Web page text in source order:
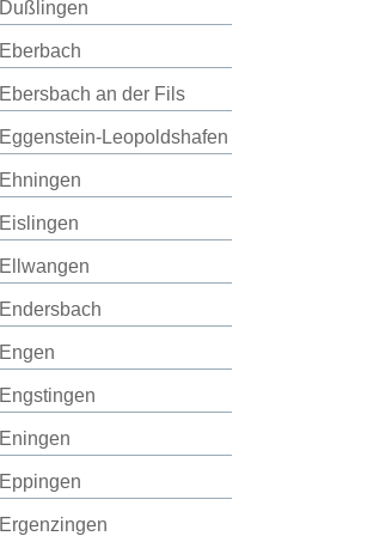
Dußlingen
Eberbach
Ebersbach an der Fils
Eggenstein-Leopoldshafen
Ehningen
Eislingen
Ellwangen
Endersbach
Engen
Engstingen
Eningen
Eppingen
Ergenzingen